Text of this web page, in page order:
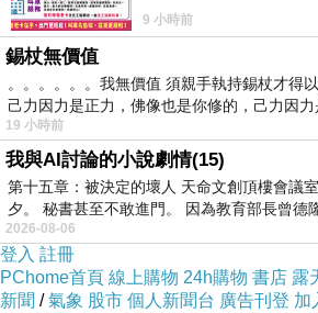
9 小時前
錫杖無價值
。。。。。。我無價值 須親手執持錫杖才得
己力因力是正力，佛像也是你修的，己力因
19 小時前
我與AI討論的小說劇情(15)
第十五章：被決定的壞人 天命文創頂樓會議
夕。 秘書甚至不敢進門。 因為教育部長曾德
2026-08-06
登入 註冊
PChome首頁 線上購物 24h購物 書店 露
新聞 /氣象 股市 個人新聞台 廣告刊登 加